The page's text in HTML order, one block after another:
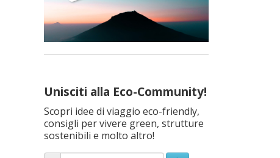
Unisciti alla Eco-Community!
Scopri idee di viaggio eco-friendly,
consigli per vivere green, strutture
sostenibili e molto altro!